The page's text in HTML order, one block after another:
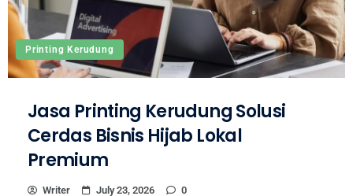
Printing Kerudung
Jasa Printing Kerudung Solusi
Cerdas Bisnis Hijab Lokal
Premium
Writer July 23, 2026 0